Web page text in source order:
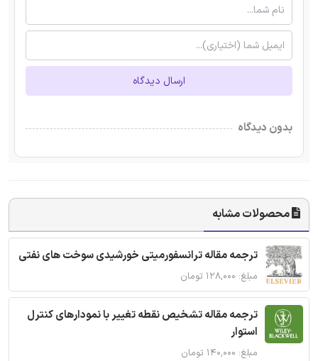
ارسال دیدگاه
بدون دیدگاه
محصولات مشابه
ترجمه مقاله ترانسفورمیتی خورشیدی سوخت های نفتی
مبلغ: ۱۲۸,۰۰۰ تومان
ترجمه مقاله تشخیص نقطه تغییر با نمودارهای کنترل
استوار
مبلغ: ۱۴۰,۰۰۰ تومان